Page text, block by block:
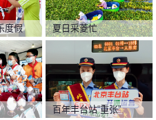
度假 夏日采菱忙
百年丰台站“重张”